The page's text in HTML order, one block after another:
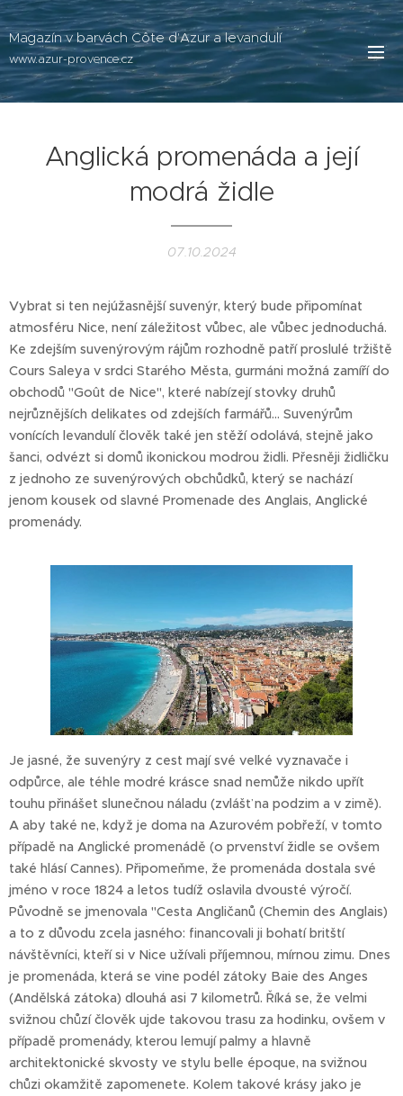
Magazín v barvách Côte d'Azur a levandulí
www.azur-provence.cz
Anglická promenáda a její
modrá židle
07.10.2024
Vybrat si ten nejúžasnější suvenýr, který bude připomínat
atmosféru Nice, není záležitost vůbec, ale vůbec jednoduchá.
Ke zdejším suvenýrovým rájům rozhodně patří proslulé tržiště
Cours Saleya v srdci Starého Města, gurmáni možná zamíří do
obchodů "Goût de Nice", které nabízejí stovky druhů
nejrůznějších delikates od zdejších farmářů... Suvenýrům
vonících levandulí člověk také jen stěží odolává, stejně jako
šanci, odvézt si domů ikonickou modrou židli. Přesněji židličku
z jednoho ze suvenýrových obchůdků, který se nachází
jenom kousek od slavné Promenade des Anglais, Anglické
promenády.
Je jasné, že suvenýry z cest mají své velké vyznavače i
odpůrce, ale téhle modré krásce snad nemůže nikdo upřít
touhu přinášet slunečnou náladu (zvlášť na podzim a v zimě).
A aby také ne, když je doma na Azurovém pobřeží, v tomto
případě na Anglické promenádě (o prvenství židle se ovšem
také hlásí Cannes). Připomeňme, že promenáda dostala své
jméno v roce 1824 a letos tudíž oslavila dvousté výročí.
Původně se jmenovala "Cesta Angličanů (Chemin des Anglais)
a to z důvodu zcela jasného: financovali ji bohatí britští
návštěvníci, kteří si v Nice užívali příjemnou, mírnou zimu. Dnes
je promenáda, která se vine podél zátoky Baie des Anges
(Andělská zátoka) dlouhá asi 7 kilometrů. Říká se, že velmi
svižnou chůzí člověk ujde takovou trasu za hodinku, ovšem v
případě promenády, kterou lemují palmy a hlavně
architektonické skvosty ve stylu belle époque, na svižnou
chůzi okamžitě zapomenete. Kolem takové krásy jako je